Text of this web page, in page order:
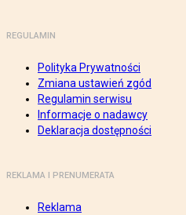
REGULAMIN
Polityka Prywatności
Zmiana ustawień zgód
Regulamin serwisu
Informacje o nadawcy
Deklaracja dostępności
REKLAMA I PRENUMERATA
Reklama